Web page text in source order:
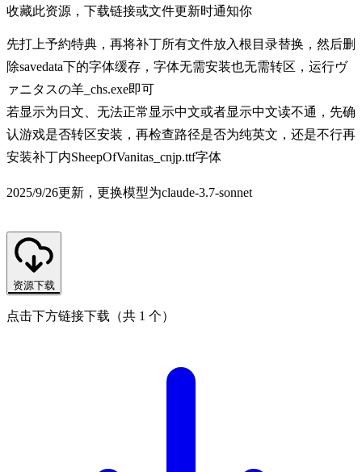
收藏此资源，下载链接或文件更新时通知你
先打上予約特典，再将补丁所有文件放入根目录替换，然后删
除savedata下的字体缓存，字体无需安装也无需转区，运行ヴ
ァニタスの羊_chs.exe即可
若显示为日文、无法正常显示中文或者显示中文读不通，先确
认游戏是否转区安装，再检查路径是否为纯英文，还是不行再
安装补丁内SheepOfVanitas_cnjp.ttf字体
2025/9/26更新，更换模型为claude-3.7-sonnet
资源下载
点击下方链接下载（共 1 个）